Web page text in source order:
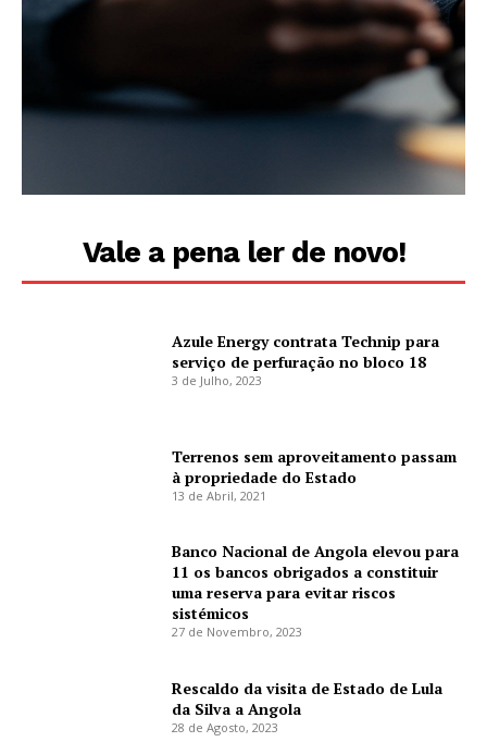
Vale a pena ler de novo!
Azule Energy contrata Technip para
serviço de perfuração no bloco 18
3 de Julho, 2023
Terrenos sem aproveitamento passam
à propriedade do Estado
13 de Abril, 2021
Banco Nacional de Angola elevou para
11 os bancos obrigados a constituir
uma reserva para evitar riscos
sistémicos
27 de Novembro, 2023
Rescaldo da visita de Estado de Lula
da Silva a Angola
28 de Agosto, 2023